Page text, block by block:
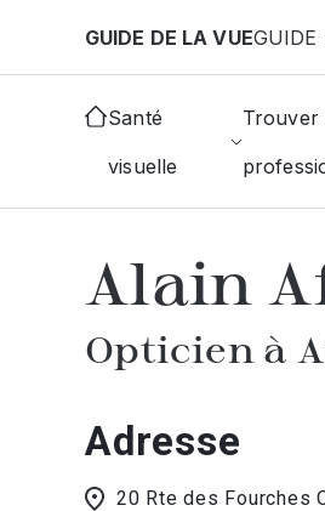
GUIDE DE LA VUEGUIDE
Santé
visuelle
Trouver
Accueil Choisir mon
Alain
Opticien à
Adresse
20 Rte des Fourches